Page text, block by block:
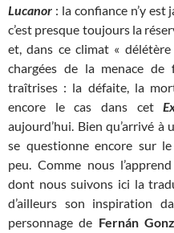
Lucanor : la confiance n’y
c’est presque toujours la
et, dans ce climat «
chargées de la menace
traîtrises : la défaite, la
encore le cas dans cet
aujourd’hui. Bien qu’arrivé à
se questionne encore sur
peu. Comme nous
dont nous suivons ici la
d’ailleurs son inspiration
personnage de Fernán